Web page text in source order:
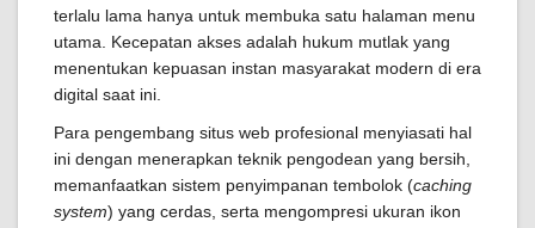
terlalu lama hanya untuk membuka satu halaman menu
utama. Kecepatan akses adalah hukum mutlak yang
menentukan kepuasan instan masyarakat modern di era
digital saat ini.
Para pengembang situs web profesional menyiasati hal
ini dengan menerapkan teknik pengodean yang bersih,
memanfaatkan sistem penyimpanan tembolok (caching
system) yang cerdas, serta mengompresi ukuran ikon